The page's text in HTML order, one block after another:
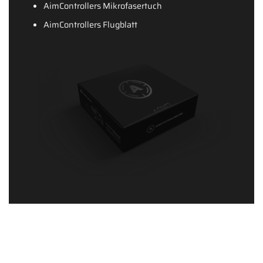
AimControllers Mikrofasertuch
AimControllers Flugblatt